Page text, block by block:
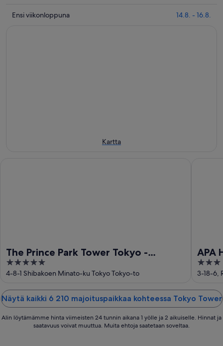
Tokyo
lähellä
Tarkista
Ensi viikonloppuna 14.8. - 16.8.
Kartta
The Prince Park Tower Tokyo -
Preferred Hotels & Resorts, LVX
Collection
5
out
5
4-8-1 Shibakoen Minato-ku Tokyo Tokyo-to
APA
3
out
5
3-18-6,
Näytä kaikki 6 210 majoituspaikkaa kohteessa Tokyo Tower
Alin löytämämme hinta viimeisten 24 tunnin aikana 1 yölle ja 2 aikuiselle. Hinnat ja
saatavuus voivat muuttua. Muita ehtoja saatetaan soveltaa.